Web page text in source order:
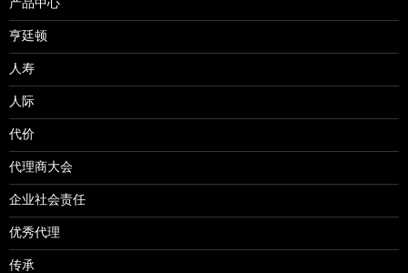
产品中心
亨廷顿
人寿
人际
代价
代理商大会
企业社会责任
优秀代理
传承